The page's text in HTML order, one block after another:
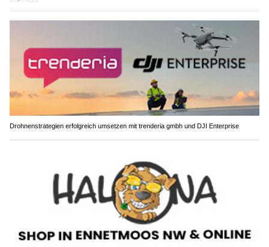
Drohnenstrategien erfolgreich umsetzen mit trenderia gmbh und DJI Enterprise